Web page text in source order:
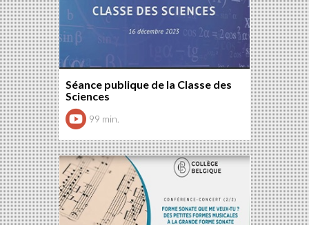
Séance publique de la Classe des
Sciences
99 min.